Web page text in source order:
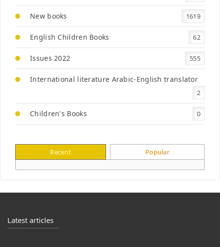
New books 1619
English Children Books 62
Issues 2022 555
International literature Arabic-English translator
2
Children's Books 0
Recent Popular
Latest articles